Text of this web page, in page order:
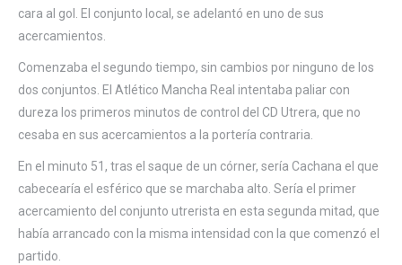
cara al gol. El conjunto local, se adelantó en uno de sus
acercamientos.
Comenzaba el segundo tiempo, sin cambios por ninguno de los
dos conjuntos. El Atlético Mancha Real intentaba paliar con
dureza los primeros minutos de control del CD Utrera, que no
cesaba en sus acercamientos a la portería contraria.
En el minuto 51, tras el saque de un córner, sería Cachana el que
cabecearía el esférico que se marchaba alto. Sería el primer
acercamiento del conjunto utrerista en esta segunda mitad, que
había arrancado con la misma intensidad con la que comenzó el
partido.